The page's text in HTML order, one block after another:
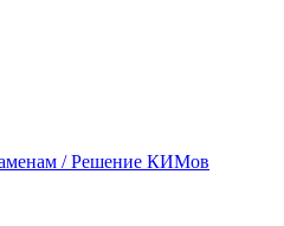
/ Решение КИМов